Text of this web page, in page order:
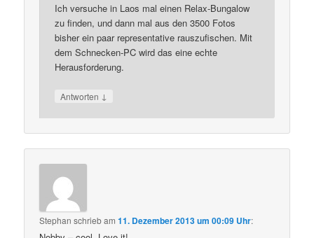
Ich versuche in Laos mal einen Relax-Bungalow
zu finden, und dann mal aus den 3500 Fotos
bisher ein paar representative rauszufischen. Mit
dem Schnecken-PC wird das eine echte
Herausforderung.
Antworten ↓
Stephan schriebam11. Dezember 2013 um 00:09 Uhr: